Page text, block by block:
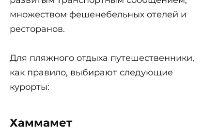
множеством фешенебельных отелей и
ресторанов.
Для пляжного отдыха путешественники,
как правило, выбирают следующие
курорты:
Хаммамет